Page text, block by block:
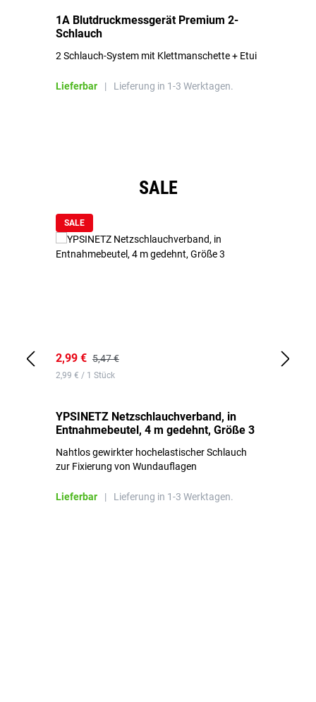
1A Blutdruckmessgerät Premium 2-
Schlauch
2 Schlauch-System mit Klettmanschette + Etui
Lieferbar | Lieferung in 1-3 Werktagen.
SALE
SALE
2,99 € 5,47 €
2,99 € / 1 Stück
YPSINETZ Netzschlauchverband, in
Entnahmebeutel, 4 m gedehnt, Größe 3
Nahtlos gewirkter hochelastischer Schlauch
zur Fixierung von Wundauflagen
Lieferbar | Lieferung in 1-3 Werktagen.